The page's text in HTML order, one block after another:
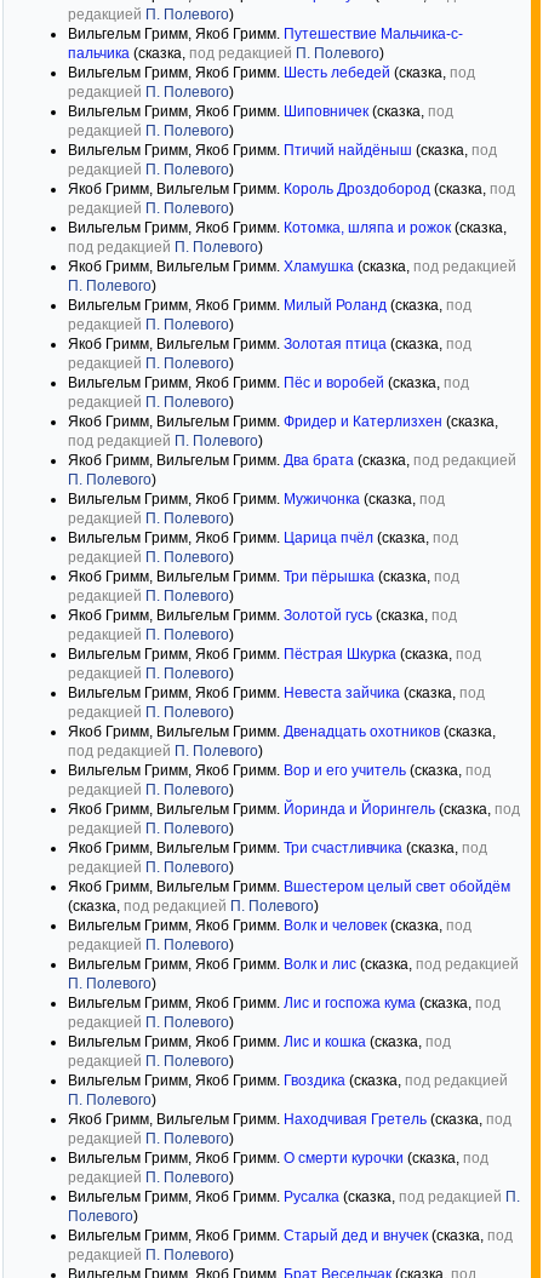
редакцией П. Полевого)
Вильгельм Гримм, Якоб Гримм. Путешествие Мальчика-с-
пальчика (сказка, под редакцией П. Полевого)
Вильгельм Гримм, Якоб Гримм. Шесть лебедей (сказка, под
редакцией П. Полевого)
Вильгельм Гримм, Якоб Гримм. Шиповничек (сказка, под
редакцией П. Полевого)
Вильгельм Гримм, Якоб Гримм. Птичий найдёныш (сказка, под
редакцией П. Полевого)
Якоб Гримм, Вильгельм Гримм. Король Дроздобород (сказка, под
редакцией П. Полевого)
Вильгельм Гримм, Якоб Гримм. Котомка, шляпа и рожок (сказка,
под редакцией П. Полевого)
Якоб Гримм, Вильгельм Гримм. Хламушка (сказка, под редакцией
П. Полевого)
Вильгельм Гримм, Якоб Гримм. Милый Роланд (сказка, под
редакцией П. Полевого)
Якоб Гримм, Вильгельм Гримм. Золотая птица (сказка, под
редакцией П. Полевого)
Вильгельм Гримм, Якоб Гримм. Пёс и воробей (сказка, под
редакцией П. Полевого)
Якоб Гримм, Вильгельм Гримм. Фридер и Катерлизхен (сказка,
под редакцией П. Полевого)
Якоб Гримм, Вильгельм Гримм. Два брата (сказка, под редакцией
П. Полевого)
Вильгельм Гримм, Якоб Гримм. Мужичонка (сказка, под
редакцией П. Полевого)
Вильгельм Гримм, Якоб Гримм. Царица пчёл (сказка, под
редакцией П. Полевого)
Якоб Гримм, Вильгельм Гримм. Три пёрышка (сказка, под
редакцией П. Полевого)
Якоб Гримм, Вильгельм Гримм. Золотой гусь (сказка, под
редакцией П. Полевого)
Вильгельм Гримм, Якоб Гримм. Пёстрая Шкурка (сказка, под
редакцией П. Полевого)
Вильгельм Гримм, Якоб Гримм. Невеста зайчика (сказка, под
редакцией П. Полевого)
Якоб Гримм, Вильгельм Гримм. Двенадцать охотников (сказка,
под редакцией П. Полевого)
Вильгельм Гримм, Якоб Гримм. Вор и его учитель (сказка, под
редакцией П. Полевого)
Якоб Гримм, Вильгельм Гримм. Йоринда и Йорингель (сказка, под
редакцией П. Полевого)
Якоб Гримм, Вильгельм Гримм. Три счастливчика (сказка, под
редакцией П. Полевого)
Якоб Гримм, Вильгельм Гримм. Вшестером целый свет обойдём
(сказка, под редакцией П. Полевого)
Вильгельм Гримм, Якоб Гримм. Волк и человек (сказка, под
редакцией П. Полевого)
Вильгельм Гримм, Якоб Гримм. Волк и лис (сказка, под редакцией
П. Полевого)
Вильгельм Гримм, Якоб Гримм. Лис и госпожа кума (сказка, под
редакцией П. Полевого)
Вильгельм Гримм, Якоб Гримм. Лис и кошка (сказка, под
редакцией П. Полевого)
Вильгельм Гримм, Якоб Гримм. Гвоздика (сказка, под редакцией
П. Полевого)
Якоб Гримм, Вильгельм Гримм. Находчивая Гретель (сказка, под
редакцией П. Полевого)
Вильгельм Гримм, Якоб Гримм. О смерти курочки (сказка, под
редакцией П. Полевого)
Вильгельм Гримм, Якоб Гримм. Русалка (сказка, под редакцией П.
Полевого)
Вильгельм Гримм, Якоб Гримм. Старый дед и внучек (сказка, под
редакцией П. Полевого)
Вильгельм Гримм, Якоб Гримм. Брат Весельчак (сказка, под